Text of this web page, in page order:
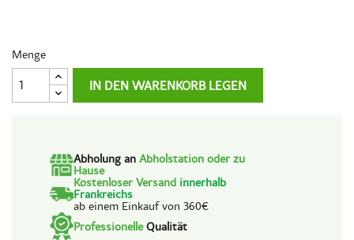
Menge
IN DEN WARENKORB LEGEN
Abholung an Abholstation oder zu
Hause
Kostenloser Versand innerhalb
Frankreichs
ab einem Einkauf von 360€
ProfessionelleQualität